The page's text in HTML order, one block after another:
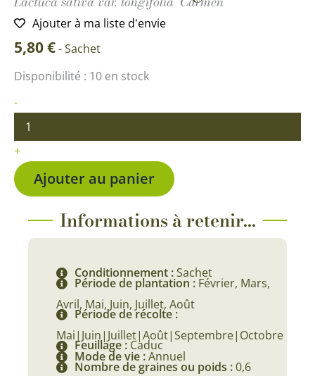
Ajouter à ma liste d'envie
5,80€-Sachet
Disponibilité : 10 en stock
-
quantité
Laitue
Batavia
rouge
Carmen
+
Ajouter au panier
Informations à retenir...
Conditionnement :Sachet
Période de plantation : Février, Mars,
Avril, Mai, Juin, Juillet, Août
Période de récolte :
Mai|Juin|Juillet|Août|Septembre|Octobre
Feuillage : Caduc
Mode de vie :Annuel
Nombre de graines ou poids :0,6